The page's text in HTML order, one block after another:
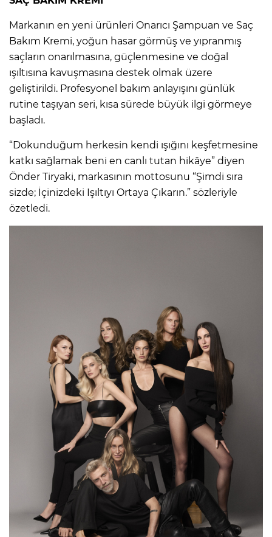
Markanın en yeni ürünleri Onarıcı Şampuan ve Saç
Bakım Kremi, yoğun hasar görmüş ve yıpranmış
saçların onarılmasına, güçlenmesine ve doğal
ışıltısına kavuşmasına destek olmak üzere
geliştirildi. Profesyonel bakım anlayışını günlük
rutine taşıyan seri, kısa sürede büyük ilgi görmeye
başladı.
“Dokunduğum herkesin kendi ışığını keşfetmesine
katkı sağlamak beni en canlı tutan hikâye” diyen
Önder Tiryaki, markasının mottosunu “Şimdi sıra
sizde; İçinizdeki Işıltıyı Ortaya Çıkarın.” sözleriyle
özetledi.